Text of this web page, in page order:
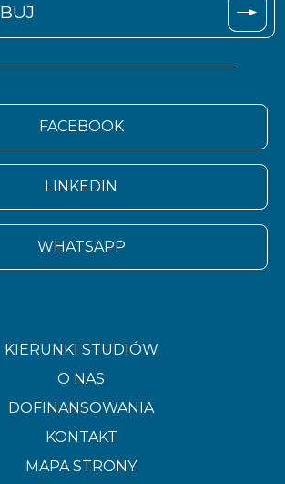
FACEBOOK
LINKEDIN
WHATSAPP
KIERUNKI STUDIÓW
O NAS
DOFINANSOWANIA
KONTAKT
MAPA STRONY